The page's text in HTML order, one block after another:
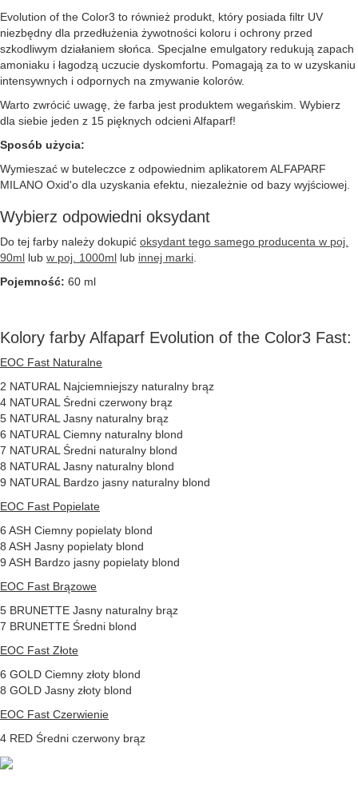
Evolution of the Color3 to również produkt, który posiada filtr UV
niezbędny dla przedłużenia żywotności koloru i ochrony przed
szkodliwym działaniem słońca. Specjalne emulgatory redukują zapach
amoniaku i łagodzą uczucie dyskomfortu. Pomagają za to w uzyskaniu
intensywnych i odpornych na zmywanie kolorów.
Warto zwrócić uwagę, że farba jest produktem wegańskim. Wybierz
dla siebie jeden z 15 pięknych odcieni Alfaparf!
Sposób użycia:
Wymieszać w buteleczce z odpowiednim aplikatorem ALFAPARF
MILANO Oxid'o dla uzyskania efektu, niezależnie od bazy wyjściowej.
Wybierz odpowiedni oksydant
Do tej farby należy dokupić oksydant tego samego producenta w poj.
90ml lub w poj. 1000ml lub innej marki
Pojemność: 60 ml
Kolory farby Alfaparf Evolution of the Color3 Fast:
EOC Fast Naturalne
2 NATURAL Najciemniejszy naturalny brąz
4 NATURAL Średni czerwony brąz
5 NATURAL Jasny naturalny brąz
6 NATURAL Ciemny naturalny blond
7 NATURAL Średni naturalny blond
8 NATURAL Jasny naturalny blond
9 NATURAL Bardzo jasny naturalny blond
EOC Fast Popielate
6 ASH Ciemny popielaty blond
8 ASH Jasny popielaty blond
9 ASH Bardzo jasny popielaty blond
EOC Fast Brązowe
5 BRUNETTE Jasny naturalny brąz
7 BRUNETTE Średni blond
EOC Fast Złote
6 GOLD Ciemny złoty blond
8 GOLD Jasny złoty blond
EOC Fast Czerwienie
4 RED Średni czerwony brąz